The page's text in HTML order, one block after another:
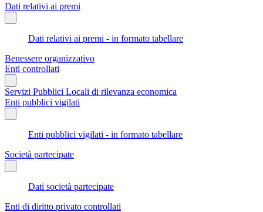
Dati relativi ai premi
Dati relativi ai premi - in formato tabellare
Benessere organizzativo
Enti controllati
Servizi Pubblici Locali di rilevanza economica
Enti pubblici vigilati
Enti pubblici vigilati - in formato tabellare
Società partecipate
Dati società partecipate
Enti di diritto privato controllati